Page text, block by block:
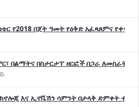
የ2018 በጀት ዓመት የዕቅድ አፈጻጸምና
በልማትና በስታርታፕ ዘርፎች በጋራ ለመስራት
ቴክኖሎጂ እና ኢኖቬሽን ሳምንት በታላቅ ድምቀት